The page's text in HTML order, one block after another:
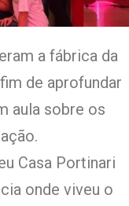
a fábrica da
de aprofundar
aula sobre os
Casa Portinari
onde viveu o